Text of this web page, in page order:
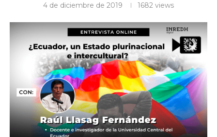
4 de diciembre de 2019 1682 views